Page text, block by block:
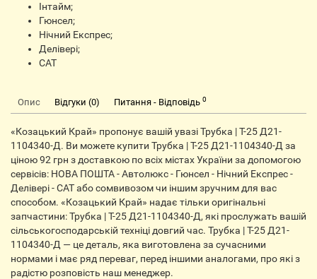
Інтайм;
Гюнсел;
Нічний Експрес;
Делівері;
CАТ
Опис Відгуки (0) Питання - Відповідь 0
«Козацький Край» пропонує вашій увазі Трубка | Т-25 Д21-
1104340-Д. Ви можете купити Трубка | Т-25 Д21-1104340-Д за
ціною 92 грн з доставкою по всіх містах України за допомогою
сервісів: НОВА ПОШТА - Автолюкс - Гюнсел - Нічний Експрес -
Делівері - CАТ або сомвивозом чи іншим зручним для вас
способом. «Козацький Край» надає тільки оригінальні
запчастини: Трубка | Т-25 Д21-1104340-Д, які прослужать вашій
сільськогосподарській техніці довгий час. Трубка | Т-25 Д21-
1104340-Д — це деталь, яка виготовлена за сучасними
нормами і має ряд переваг, перед іншими аналогами, про які з
радістю розповість наш менеджер.